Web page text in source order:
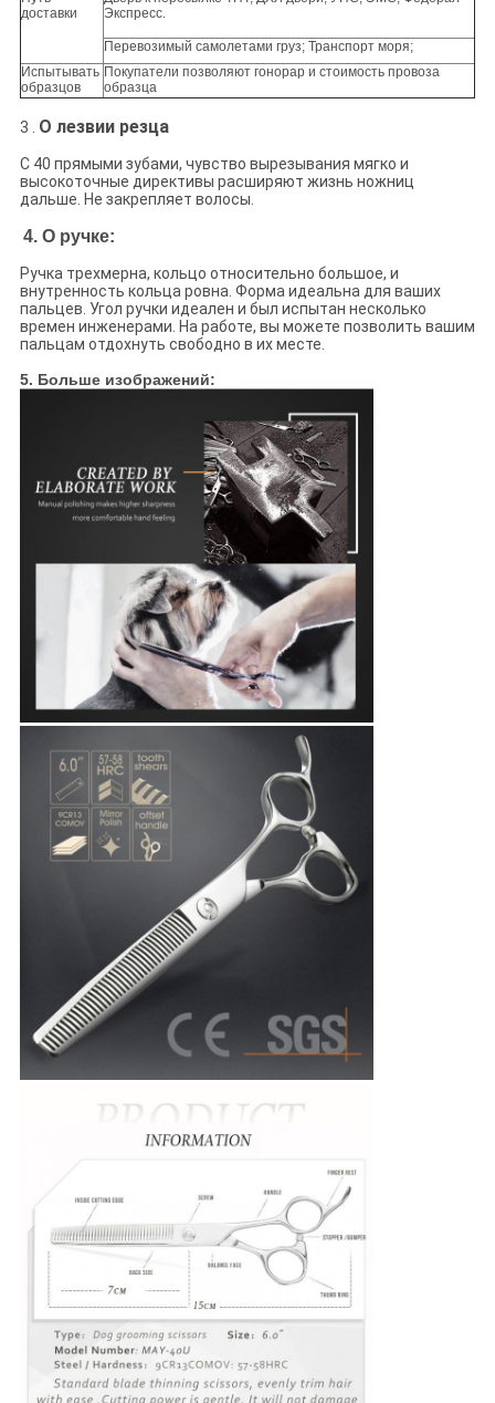
доставки
Экспресс.
Перевозимый самолетами груз; Транспорт моря;
Испытывать
образцов
Покупатели позволяют гонорар и стоимость провоза
образца
3 . О лезвии резца
С 40 прямыми зубами, чувство вырезывания мягко и
высокоточные директивы расширяют жизнь ножниц
дальше. Не закрепляет волосы.
4. О ручке:
Ручка трехмерна, кольцо относительно большое, и
внутренность кольца ровна. Форма идеальна для ваших
пальцев. Угол ручки идеален и был испытан несколько
времен инженерами. На работе, вы можете позволить вашим
пальцам отдохнуть свободно в их месте.
5. Больше изображений: